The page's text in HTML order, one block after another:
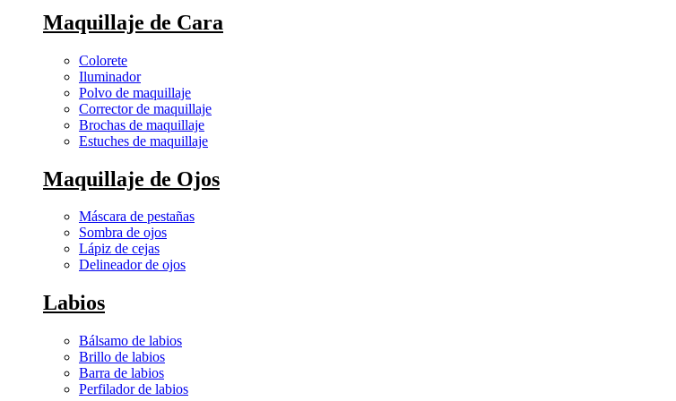
Maquillaje de Cara
Colorete
Iluminador
Polvo de maquillaje
Corrector de maquillaje
Brochas de maquillaje
Estuches de maquillaje
Maquillaje de Ojos
Máscara de pestañas
Sombra de ojos
Lápiz de cejas
Delineador de ojos
Labios
Bálsamo de labios
Brillo de labios
Barra de labios
Perfilador de labios